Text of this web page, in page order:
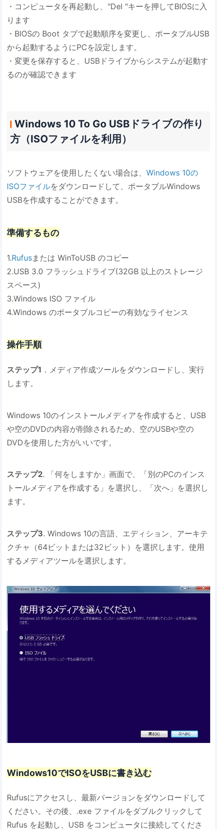
・コンピュータを再起動し、"Del "キーを押してBIOSに入
ります
・BIOSの Boot タブで起動順序を変更し、ポータブルUSB
から起動するようにPCを設定します。
・変更を保存すると、USBドライブからシステムが起動す
るのが確認できます
Windows 10 To Go USBドライブの作り
方（ISOファイルを利用）
ソフトウェアを使用したくない場合は、Windows 10の
ISOファイルをダウンロードして、ポータブルWindows
USBを作成することができます。
準備するもの
1.Rufusまたは WinToUSB のコピー
2.USB 3.0 フラッシュドライブ(32GB 以上のストレージ
スペース)
3.Windows ISO ファイル
4.Windows のポータブルコピーの有効なライセンス
操作手順
ステップ1 ．メディア作成ツールをダウンロードし、実行
します。
Windows 10のインストールメディアを作成すると、USB
や空のDVDの内容が削除されるため、空のUSBや空の
DVDを使用した方がいいです。
ステップ2. 「何をしますか」画面で、「別のPCのインス
トールメディアを作成する」を選択し、「次へ」を選択し
ます。
ステップ3. Windows 10の言語、エディション、アーキテ
クチャ（64ビットまたは32ビット）を選択します。使用
するメディアツールを選択します。
Windows10でISOをUSBに書き込む
Rufusにアクセスし、最新バージョンをダウンロードして
ください。その後、.exe ファイルをダブルクリックして
Rufus を起動し、USB をコンピュータに接続してくださ